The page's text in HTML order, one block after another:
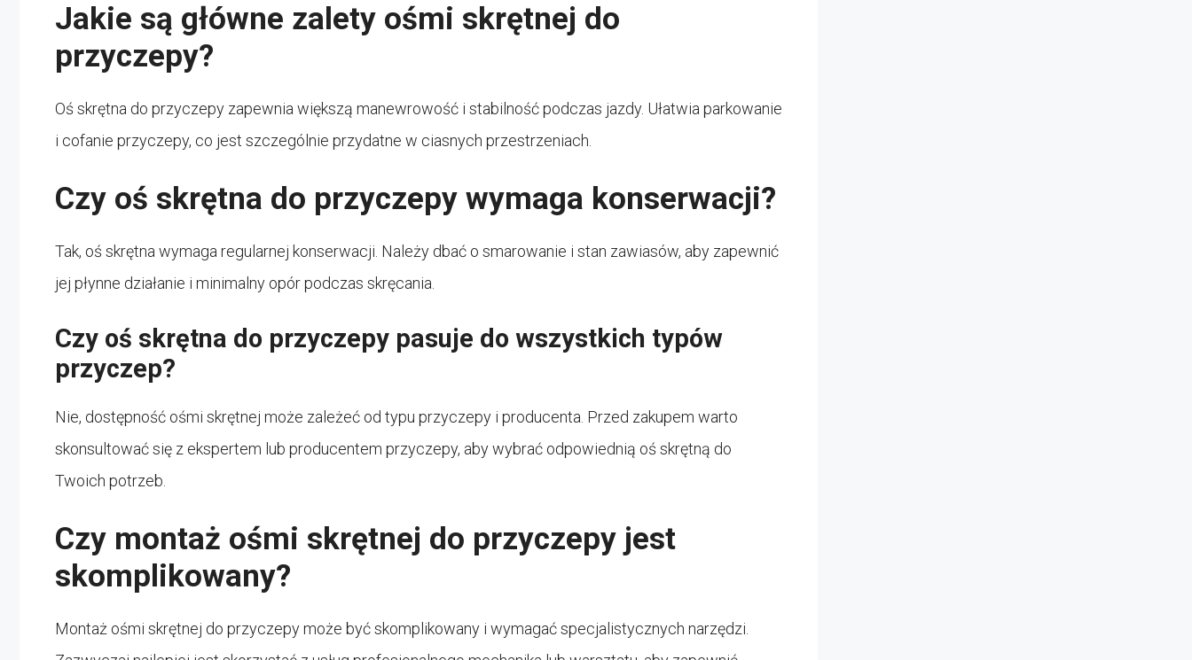
Jakie są główne zalety ośmi skrętnej do
przyczepy?
Oś skrętna do przyczepy zapewnia większą manewrowość i stabilność podczas jazdy. Ułatwia parkowanie
i cofanie przyczepy, co jest szczególnie przydatne w ciasnych przestrzeniach.
Czy oś skrętna do przyczepy wymaga konserwacji?
Tak, oś skrętna wymaga regularnej konserwacji. Należy dbać o smarowanie i stan zawiasów, aby zapewnić
jej płynne działanie i minimalny opór podczas skręcania.
Czy oś skrętna do przyczepy pasuje do wszystkich typów
przyczep?
Nie, dostępność ośmi skrętnej może zależeć od typu przyczepy i producenta. Przed zakupem warto
skonsultować się z ekspertem lub producentem przyczepy, aby wybrać odpowiednią oś skrętną do
Twoich potrzeb.
Czy montaż ośmi skrętnej do przyczepy jest
skomplikowany?
Montaż ośmi skrętnej do przyczepy może być skomplikowany i wymagać specjalistycznych narzędzi.